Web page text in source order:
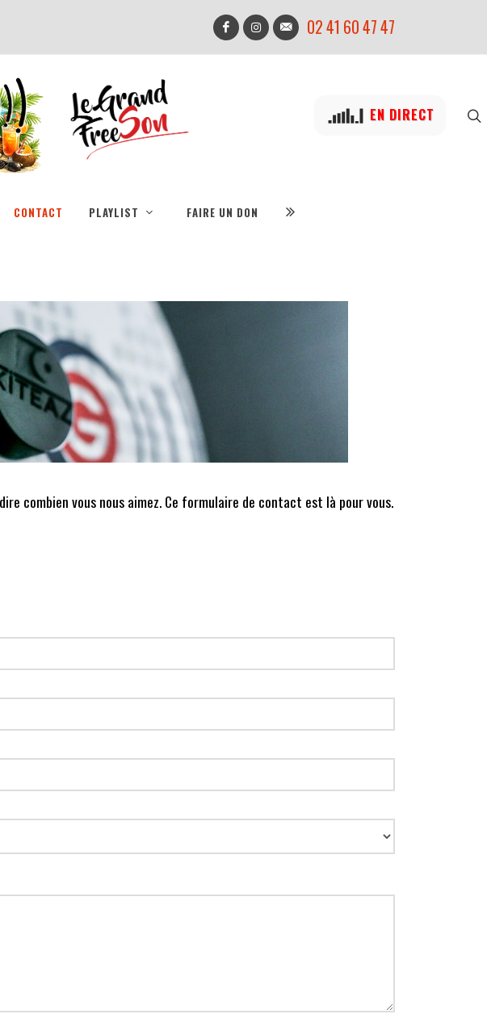
02 41 60 47 47
EN DIRECT
CONTACT PLAYLIST FAIRE UN DON
combien vous nous aimez. Ce formulaire de contact est là pour vous.